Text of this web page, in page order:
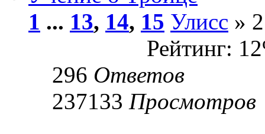
1 ... 13, 14, 15 Улисс »
Рейтинг:
296 Ответов
237133 Просмотров